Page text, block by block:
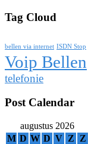
Tag Cloud
bellen via internet ISDN Stop
Voip Bellen
telefonie
Post Calendar
augustus 2026
M D W D V Z
Z